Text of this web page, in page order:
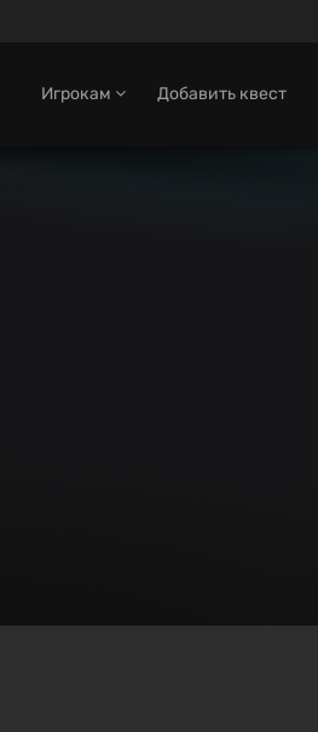
Игрокам Добавить квест